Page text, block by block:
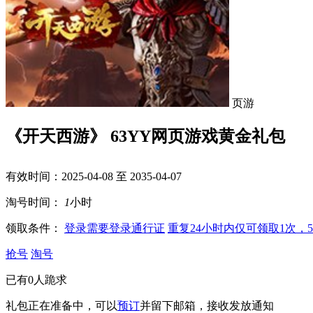
页游
《开天西游》 63YY网页游戏黄金礼包
有效时间：2025-04-08 至 2035-04-07
淘号时间： 1小时
领取条件： 登录需要登录通行证 重复24小时内仅可领取1次，
抢号 淘号
已有0人跪求
礼包正在准备中，可以预订并留下邮箱，接收发放通知